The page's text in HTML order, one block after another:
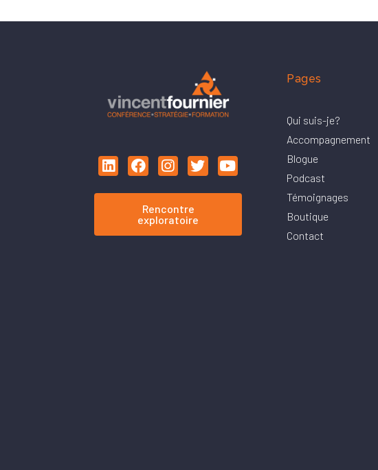
Rencontre
exploratoire
Pages
Qui suis-je?
Accompagnement
Blogue
Podcast
Témoignages
Boutique
Contact